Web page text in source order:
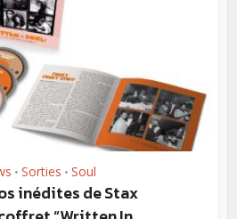
• Sorties • Soul
inédites de Stax